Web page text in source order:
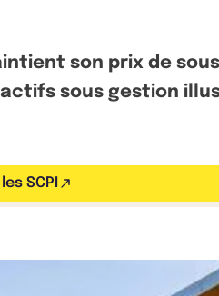
son prix de
sous gestion
SCPI